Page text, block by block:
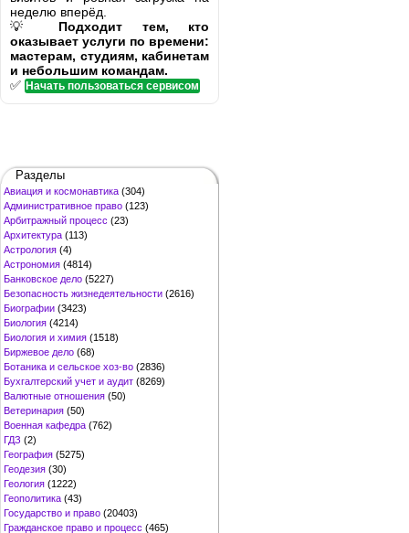
неделю вперёд.
💡 Подходит тем, кто
оказывает услуги по времени:
мастерам, студиям, кабинетам
и небольшим командам.
✅ Начать пользоваться сервисом
Разделы
Авиация и космонавтика (304)
Административное право (123)
Арбитражный процесс (23)
Архитектура (113)
Астрология (4)
Астрономия (4814)
Банковское дело (5227)
Безопасность жизнедеятельности (2616)
Биографии (3423)
Биология (4214)
Биология и химия (1518)
Биржевое дело (68)
Ботаника и сельское хоз-во (2836)
Бухгалтерский учет и аудит (8269)
Валютные отношения (50)
Ветеринария (50)
Военная кафедра (762)
ГДЗ (2)
География (5275)
Геодезия (30)
Геология (1222)
Геополитика (43)
Государство и право (20403)
Гражданское право и процесс (465)